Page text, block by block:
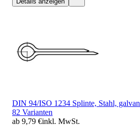
DIN 94/ISO 1234 Splinte, Stahl,
82 Varianten
ab 9,79 €inkl. MwSt.